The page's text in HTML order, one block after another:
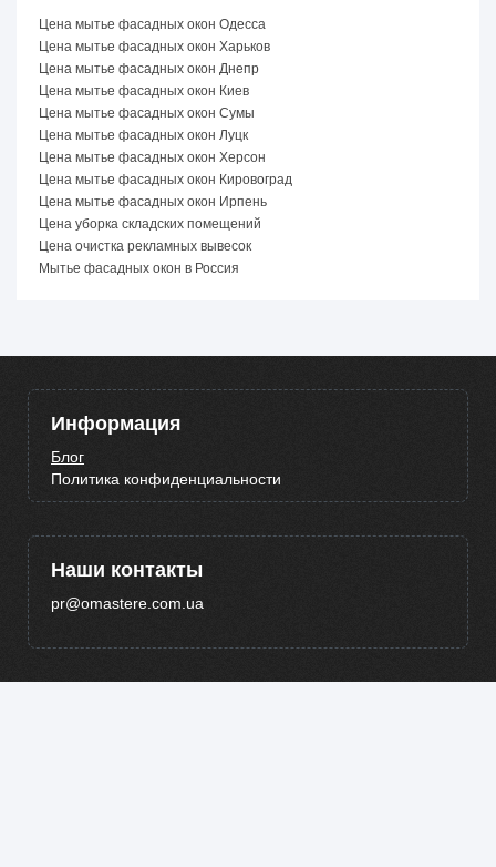
Цена мытье фасадных окон Одесса
Цена мытье фасадных окон Харьков
Цена мытье фасадных окон Днепр
Цена мытье фасадных окон Киев
Цена мытье фасадных окон Сумы
Цена мытье фасадных окон Луцк
Цена мытье фасадных окон Херсон
Цена мытье фасадных окон Кировоград
Цена мытье фасадных окон Ирпень
Цена уборка складских помещений
Цена очистка рекламных вывесок
Мытье фасадных окон в Россия
Информация
Блог
Политика конфиденциальности
Наши контакты
pr@omastere.com.ua